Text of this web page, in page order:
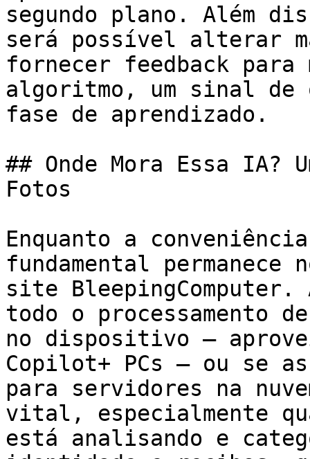
segundo plano. Além
será possível alterar
fornecer feedback
algoritmo, um sinal de
fase de aprendizado.
## Onde Mora Essa IA?
Fotos
Enquanto a
fundamental permanece
site
todo o processamento
no dispositivo —
Copilot+ PCs — ou se
para servidores na
vital, especialmente
está analisando e